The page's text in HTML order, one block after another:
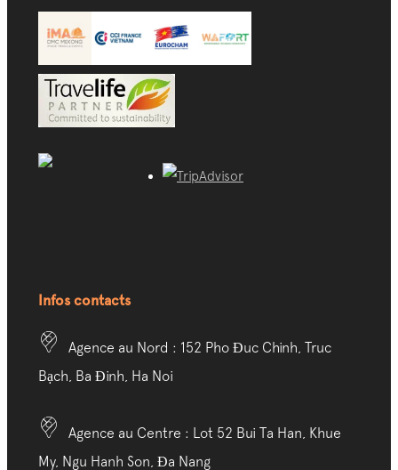
Infos contacts
Agence au Nord : 152 Pho Đuc Chinh, Truc
Bạch, Ba Đinh, Ha Noi
Agence au Centre : Lot 52 Bui Ta Han, Khue
My, Ngu Hanh Son, Đa Nang